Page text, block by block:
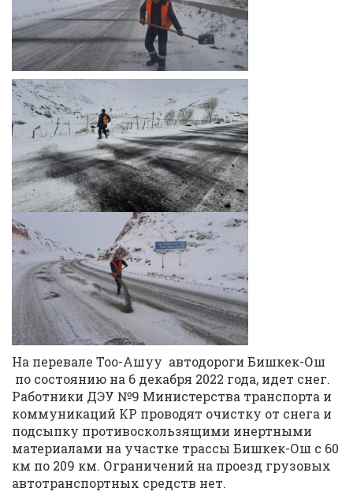
На перевале Тоо-Ашуу автодороги Бишкек-Ош
по состоянию на 6 декабря 2022 года, идет снег.
Работники ДЭУ №9 Министерства транспорта и
коммуникаций КР проводят очистку от снега и
подсыпку противоскользящими инертными
материалами на участке трассы Бишкек-Ош с 60
км по 209 км. Ограничений на проезд грузовых
автотранспортных средств нет.